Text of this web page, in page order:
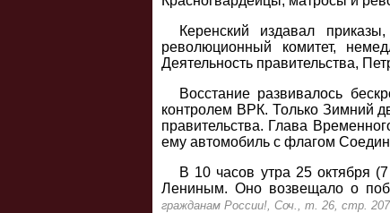
Керенский издавал
революционный комитет,
Деятельность правительства,
Восстание развивалось
контролем ВРК. Только Зимний
правительства. Глава
ему автомобиль с флагом
В 10 часов утра 25 октября
Лениным. Оно возвещало о
гражданам России!, Соч., т. 26, стр. 207.